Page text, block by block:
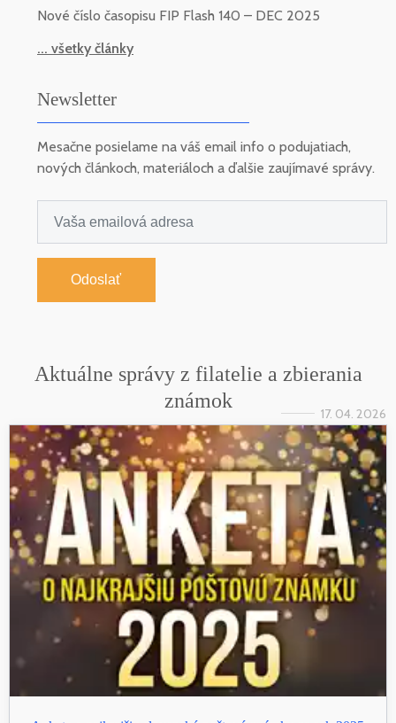
Nové číslo časopisu FIP Flash 140 – DEC 2025
... všetky články
Newsletter
Mesačne posielame na váš email info o podujatiach,
nových článkoch, materiáloch a ďalšie zaujímavé správy.
Odoslať
Aktuálne správy z filatelie a zbierania
známok
17. 04. 2026